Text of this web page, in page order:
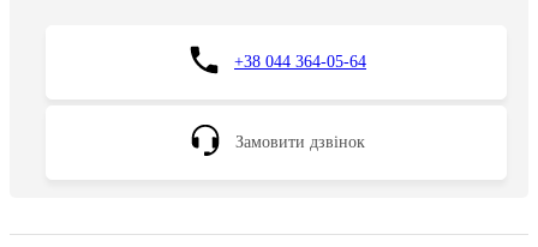
+38 044 364-05-64
Замовити дзвінок